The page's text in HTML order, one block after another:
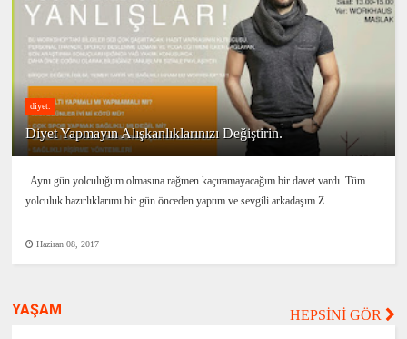
diyet.
Diyet Yapmayın Alışkanlıklarınızı Değiştirin.
Aynı gün yolculuğum olmasına rağmen kaçıramayacağım bir davet vardı. Tüm
yolculuk hazırlıklarımı bir gün önceden yaptım ve sevgili arkadaşım Z...
Haziran 08, 2017
YAŞAM HEPSİNİ GÖR